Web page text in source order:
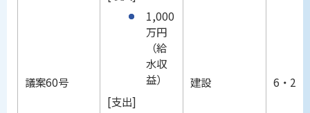
議案60号
1,000
万円
（給
水収
益）
[支出]
建設 6・25